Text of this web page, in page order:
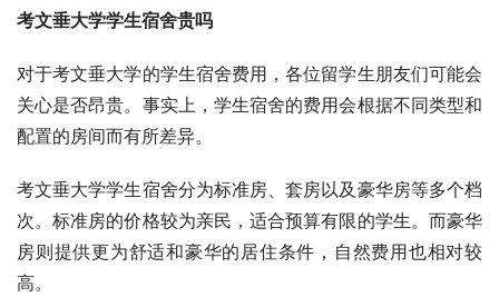
考文垂大学学生宿舍贵吗
对于考文垂大学的学生宿舍费用，各位留学生朋友们可能会
关心是否昂贵。事实上，学生宿舍的费用会根据不同类型和
配置的房间而有所差异。
考文垂大学学生宿舍分为标准房、套房以及豪华房等多个档
次。标准房的价格较为亲民，适合预算有限的学生。而豪华
房则提供更为舒适和豪华的居住条件，自然费用也相对较
高。